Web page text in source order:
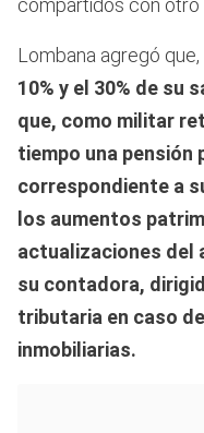
Lombana agregó
10% y el 30% de su
que, como militar
tiempo una pensión
correspondiente a
los aumentos
actualizaciones del
su contadora,
tributaria en caso
inmobiliarias.